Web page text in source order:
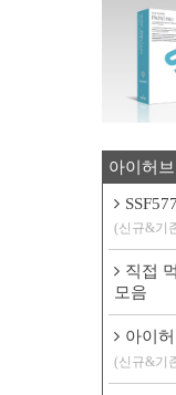
아이허
(신규&기
직접
모음
아이
(신규&기